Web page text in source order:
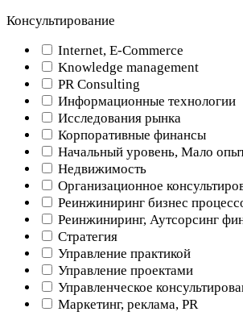
Консультирование
Internet, E-Commerce
Knowledge management
PR Consulting
Информационные технологии
Исследования рынка
Корпоративные финансы
Начальный уровень, Мало
Недвижимость
Организационное
Реинжиниринг бизнес
Реинжиниринг, Аутсорсинг
Стратегия
Управление практикой
Управление проектами
Управленческое
Маркетинг, реклама, PR